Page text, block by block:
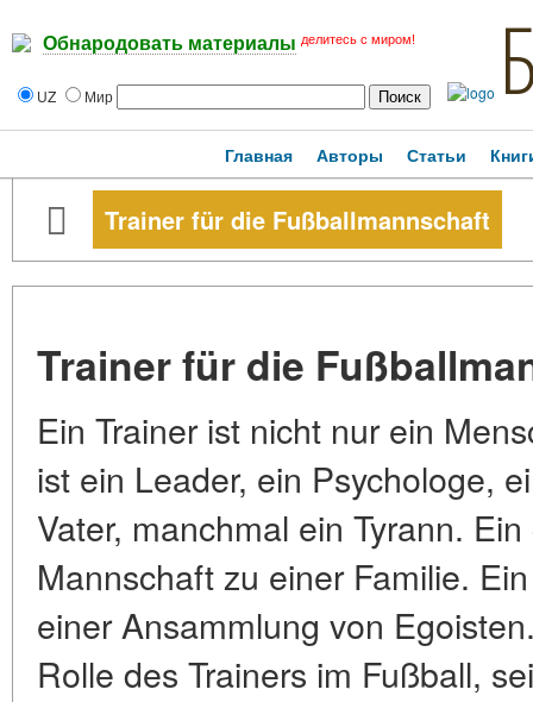
Обнародовать материалы делитесь с миром!
UZ Мир
Главная Авторы Статьи
Trainer für die Fußballmannschaft
Trainer für die
Ein Trainer ist nicht nur ein
ist ein Leader, ein Psychologe,
Vater, manchmal ein Tyrann.
Mannschaft zu einer Familie.
einer Ansammlung von
Rolle des Trainers im Fußball,